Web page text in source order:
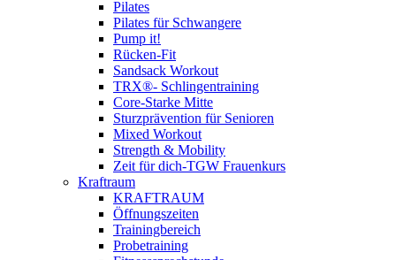
Pilates
Pilates für Schwangere
Pump it!
Rücken-Fit
Sandsack Workout
TRX®- Schlingentraining
Core-Starke Mitte
Sturzprävention für Senioren
Mixed Workout
Strength & Mobility
Zeit für dich-TGW Frauenkurs
Kraftraum
KRAFTRAUM
Öffnungszeiten
Trainingbereich
Probetraining